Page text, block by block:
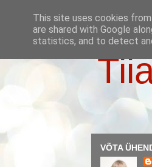
VÕTA
This site uses cookies
are shared with Google
statistics, and to detect